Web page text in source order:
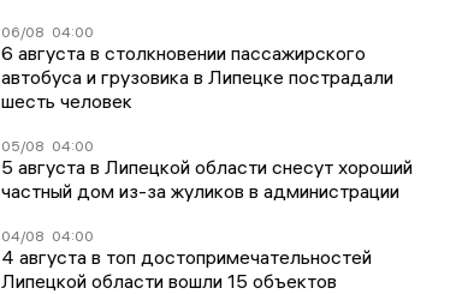
06/08 04:00
6 августа в столкновении пассажирского
автобуса и грузовика в Липецке пострадали
шесть человек
05/08 04:00
5 августа в Липецкой области снесут хороший
частный дом из-за жуликов в администрации
04/08 04:00
4 августа в топ достопримечательностей
Липецкой области вошли 15 объектов